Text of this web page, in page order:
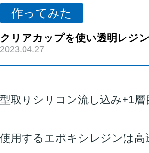
作ってみた
クリアカップを使い透明レジ
2023.04.27
型取りシリコン流し込み+1
使用するエポキシレジンは高